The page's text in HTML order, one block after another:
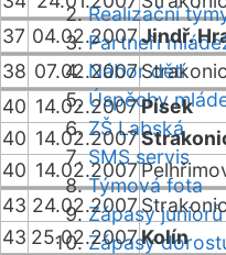
Realizační
Partneři
Nábor dětí
Úspěchy
ZŠ Labská
SMS servis
Týmová fota
Zápasy juniorů
Zápasy
37 04.02.2007Jindř.
38 07.02.2007
40 14.02.2007Písek
40 14.02.2007
40 14.02.2007
43 24.02.2007
43 25.02.2007Kolín